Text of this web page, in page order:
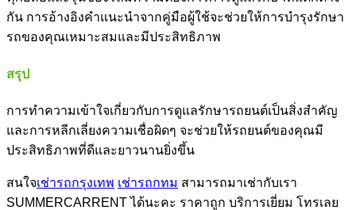
กัน การอ้างอิงคำแนะนำจากคู่มือผู้ใช้จะช่วยให้การบำรุงรักษา
รถของคุณเหมาะสมและมีประสิทธิภาพ
สรุป
การทำความเข้าใจเกี่ยวกับการดูแลรักษารถยนต์เป็นสิ่งสำคัญ
และการหลีกเลี่ยงความเชื่อผิดๆ จะช่วยให้รถยนต์ของคุณมี
ประสิทธิภาพที่ดีและยาวนานยิ่งขึ้น
สนใจเช่ารถกรุงเทพ เช่ารถกทม สามารถมาเช่ากับเรา
SUMMERCARRENT ได้นะคะ ราคาถูก บริการเยี่ยม โทรเลย